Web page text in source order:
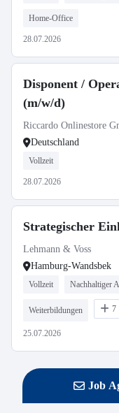
Home-Office
28.07.2026
Disponent /
(m/w/d)
Riccardo Onlinestore
Deutschland
Vollzeit
28.07.2026
Strategischer
Lehmann & Voss
Hamburg-Wandsbek
Vollzeit Nachhaltiger
Weiterbildungen 7
25.07.2026
Job